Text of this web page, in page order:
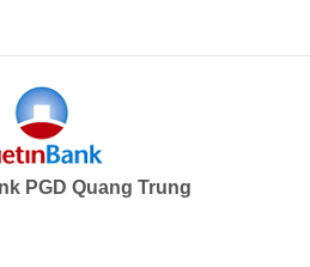
PGD Quang Trung